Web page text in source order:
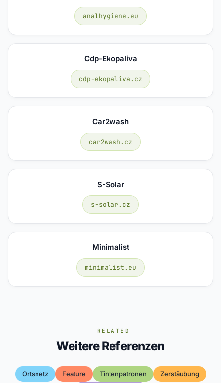
analhygiene.eu
Cdp-Ekopaliva
cdp-ekopaliva.cz
Car2wash
car2wash.cz
S-Solar
s-solar.cz
Minimalist
minimalist.eu
RELATED
Weitere Referenzen
Ortsnetz Feature Tintenpatronen Zerstäubung